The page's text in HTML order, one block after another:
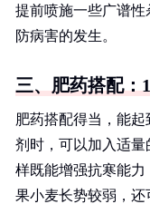
提前喷施一些广谱
防病害的发生。
三、肥药搭配：
肥药搭配得当，能
剂时，可以加入适
样既能增强抗寒能
果小麦长势较弱，